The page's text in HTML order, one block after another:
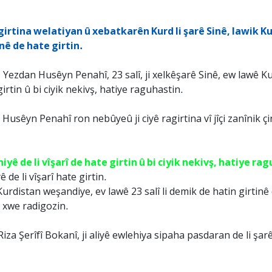
welatiyan û xebatkarên Kurd li şarê Sinê, lawik
de hate girtin.
Husêyn Penahî, 23 salî, ji xelkêşarê Sinê, ew lawê
û bi ciyik nekivş, hatiye raguhastin.
Penahî ron nebûyeû ji ciyê ragirtina vî jîçi zanînik
de li vîşarî de hate girtin û bi ciyik nekivş, hatiye
de li vîşarî hate girtin.
weşandiye, ev lawê 23 salî li demik de hatin
radigozin.
Şerîfî Bokanî, ji aliyê ewlehiya sipaha pasdaran de li